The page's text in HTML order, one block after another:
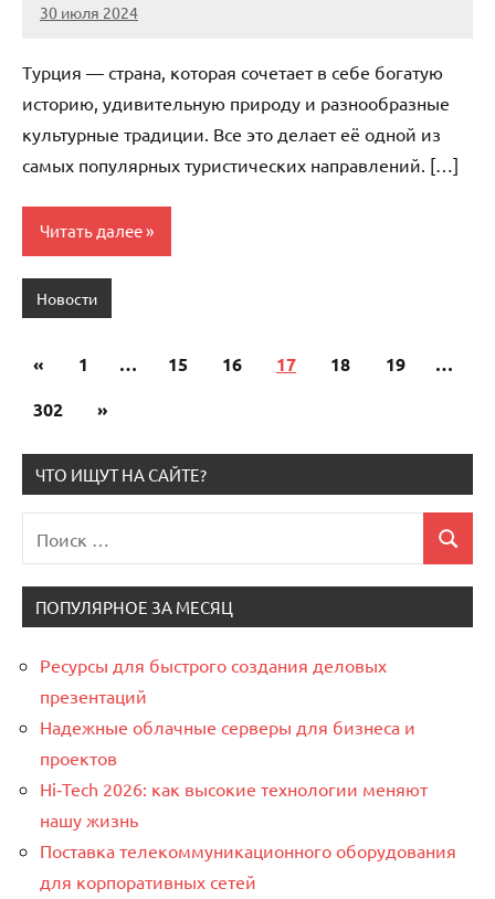
30 июля 2024
Avtor
Нет
Турция — страна, которая сочетает в себе богатую
историю, удивительную природу и разнообразные
культурные традиции. Все это делает её одной из
самых популярных туристических направлений. […]
Читать далее
Новости
записей
« Предыдущие
1 … 15 16 17 18 19
…
302
Следующие
»
ЧТО ИЩУТ НА САЙТЕ?
для:
Поиск
ПОПУЛЯРНОЕ ЗА МЕСЯЦ
Ресурсы для быстрого создания деловых
презентаций
Надежные облачные серверы для бизнеса и
проектов
Hi‑Tech 2026: как высокие технологии меняют
нашу жизнь
Поставка телекоммуникационного оборудования
для корпоративных сетей